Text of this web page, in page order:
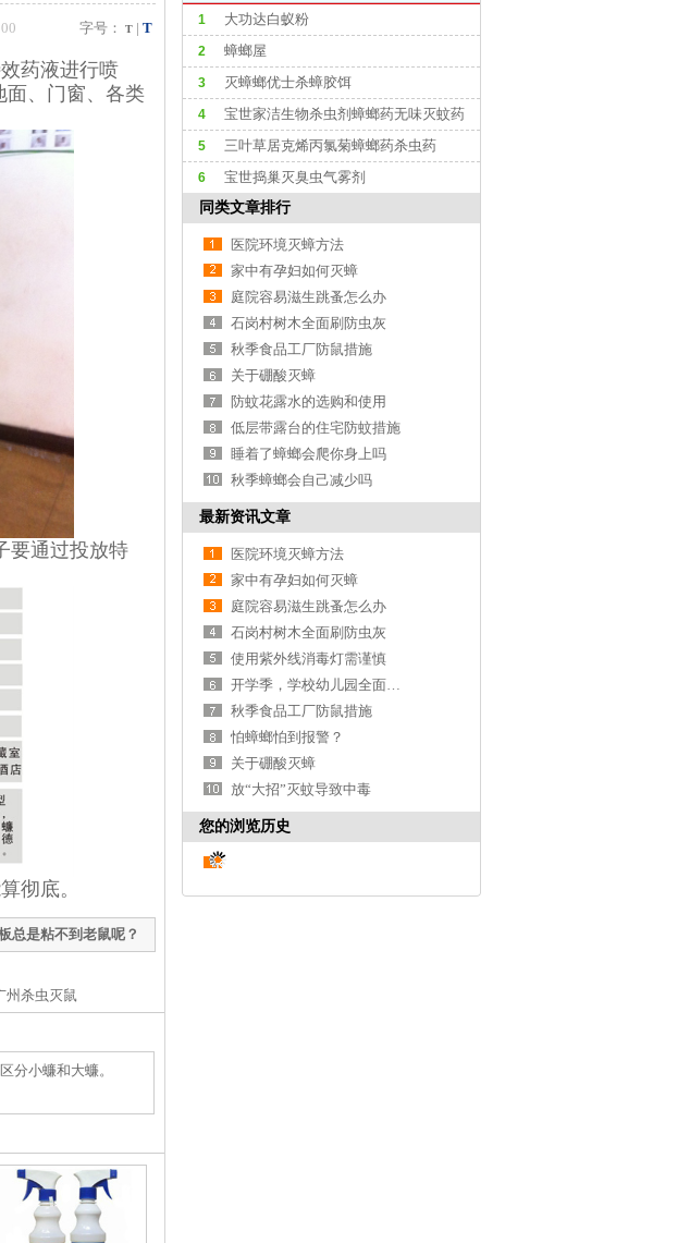
字号： T | T
药液进行喷
面、门窗、各类
要通过投放特
彻底。
总是粘不到老鼠呢？
州杀虫灭鼠
分小蠊和大蠊。
1 大功达白蚁粉
2 蟑螂屋
3 灭蟑螂优士杀蟑胶饵
4 宝世家洁生物杀虫剂蟑螂药无味灭蚊药
5 三叶草居克烯丙氯菊蟑螂药杀虫药
6
宝世捣巢灭臭虫气雾剂
同类文章排行
医院环境灭蟑方法
家中有孕妇如何灭蟑
庭院容易滋生跳蚤怎么办
石岗村树木全面刷防虫灰
秋季食品工厂防鼠措施
关于硼酸灭蟑
防蚊花露水的选购和使用
低层带露台的住宅防蚊措施
睡着了蟑螂会爬你身上吗
秋季蟑螂会自己减少吗
最新资讯文章
医院环境灭蟑方法
家中有孕妇如何灭蟑
庭院容易滋生跳蚤怎么办
石岗村树木全面刷防虫灰
使用紫外线消毒灯需谨慎
开学季，学校幼儿园全面消毒
秋季食品工厂防鼠措施
怕蟑螂怕到报警？
关于硼酸灭蟑
放“大招”灭蚊导致中毒
您的浏览历史